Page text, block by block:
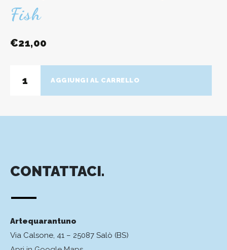
Fish
€21,00
Dama
AGGIUNGI AL CARRELLO
CONTATTACI.
Artequarantuno
Via Calsone, 41 – 25087 Salò (BS)